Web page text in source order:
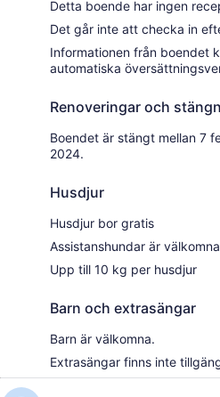
Detta boende har ingen
Det går inte att checka in
Informationen från boendet
automatiska
Renoveringar och
Boendet är stängt mellan 7
2024.
Husdjur
Husdjur bor gratis
Assistanshundar är
Upp till 10 kg per husdjur
Barn och extrasängar
Barn är välkomna.
Extrasängar finns inte